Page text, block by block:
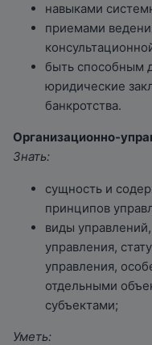
навыками
приемами
быть способным
юридические
банкротства.
Организационно-
Знать:
сущность и
принципов
виды
управления,
управления,
отдельными
субъектами;
Уметь: